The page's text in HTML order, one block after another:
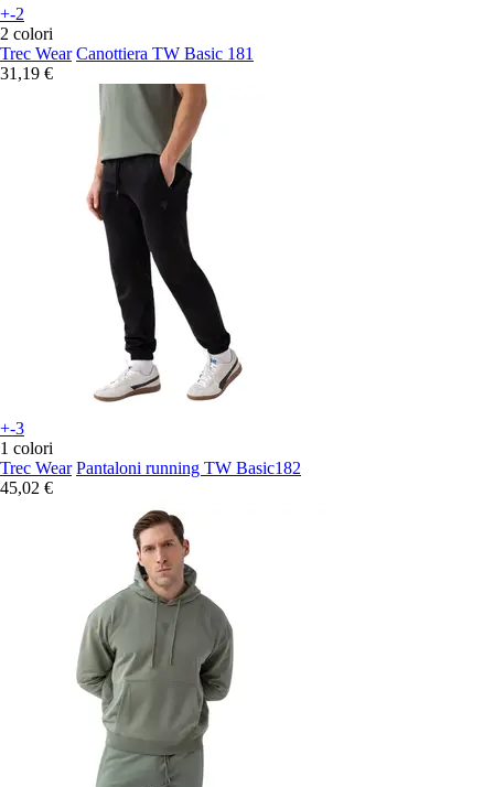
+-2
2 colori
Trec Wear Canottiera TW Basic 181
31,19 €
+-3
1 colori
Trec Wear Pantaloni running TW Basic182
45,02 €